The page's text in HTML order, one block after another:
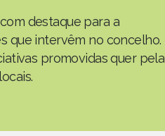
destaque para a
que intervêm no concelho.
promovidas quer pela